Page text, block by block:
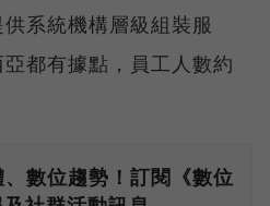
系統機構層級組裝服
都有據點，員工人數約
數位趨勢！訂閱《數位